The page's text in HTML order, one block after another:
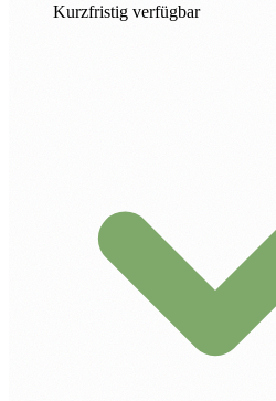
Kurzfristig verfügbar